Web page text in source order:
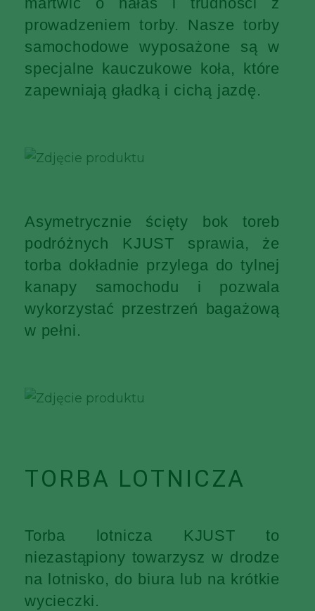
prowadzeniem torby. Nasze torby
samochodowe wyposażone są w
specjalne kauczukowe koła, które
zapewniają gładką i cichą jazdę.
Asymetrycznie ścięty bok toreb
podróżnych KJUST sprawia, że
torba dokładnie przylega do tylnej
kanapy samochodu i pozwala
wykorzystać przestrzeń bagażową
w pełni.
TORBA LOTNICZA
Torba lotnicza KJUST to
niezastąpiony towarzysz w drodze
na lotnisko, do biura lub na krótkie
wycieczki.